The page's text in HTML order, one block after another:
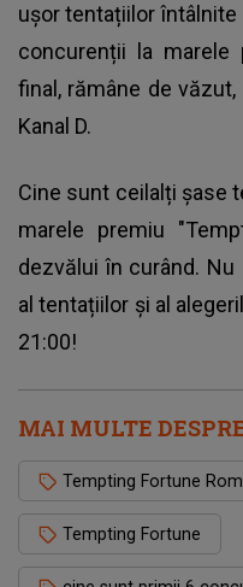
ușor tentațiilor întâlnite
concurenții la
final, rămâne de văzut,
Kanal D.
Cine sunt ceilalți șase
marele premiu
dezvălui în curând.
al tentațiilor și al
21:00!
MAI MULTE
Tempting Fortune
Tempting Fortune